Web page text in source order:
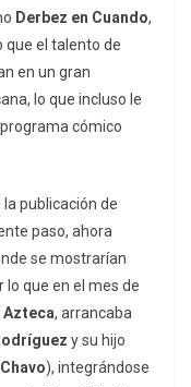
Derbez en Cuando,
que el talento de
en un gran
lo que incluso le
cómico
publicación de
paso, ahora
se mostrarían
lo que en el mes de
Azteca, arrancaba
y su hijo
), integrándose